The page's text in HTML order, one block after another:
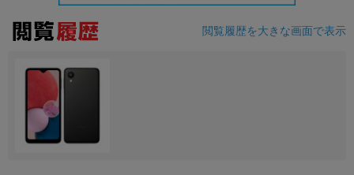
閲覧履歴を大きな画面で表示